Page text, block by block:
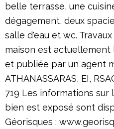
belle terrasse, une
dégagement, deux
salle d'eau et wc.
maison est actuellement
et publiée par un agent
ATHANASSARAS, EI,
719 Les informations sur
bien est exposé sont
Géorisques :